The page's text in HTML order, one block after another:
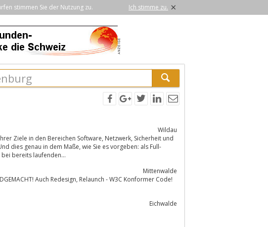
stimmen Sie der Nutzung zu. Ich stimme zu. ×
Wildau
Maße, wie Sie es vorgeben: als Full-
bereits laufenden...
Mittenwalde
Relaunch - W3C Konformer Code!
Eichwalde